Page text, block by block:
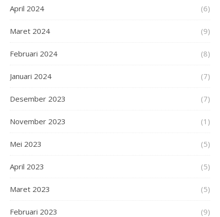
April 2024 (6)
Maret 2024 (9)
Februari 2024 (8)
Januari 2024 (7)
Desember 2023 (7)
November 2023 (1)
Mei 2023 (5)
April 2023 (5)
Maret 2023 (5)
Februari 2023 (9)